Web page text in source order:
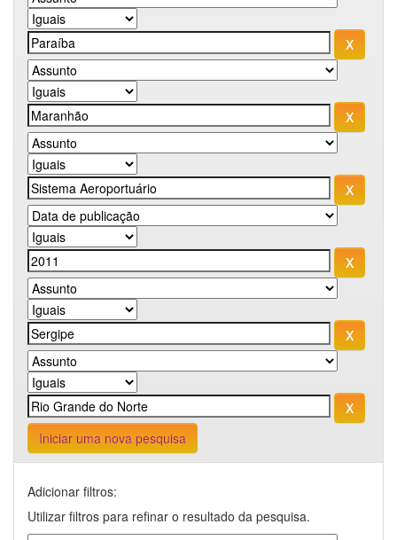
Iniciar uma nova pesquisa
Adicionar filtros:
Utilizar filtros para refinar o resultado da pesquisa.